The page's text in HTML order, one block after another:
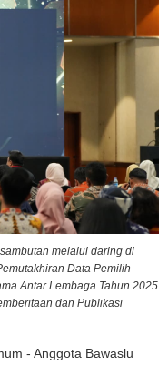
melalui daring di
Data Pemilih
Antar Lembaga Tahun 2025
dan Publikasi
- Anggota Bawaslu